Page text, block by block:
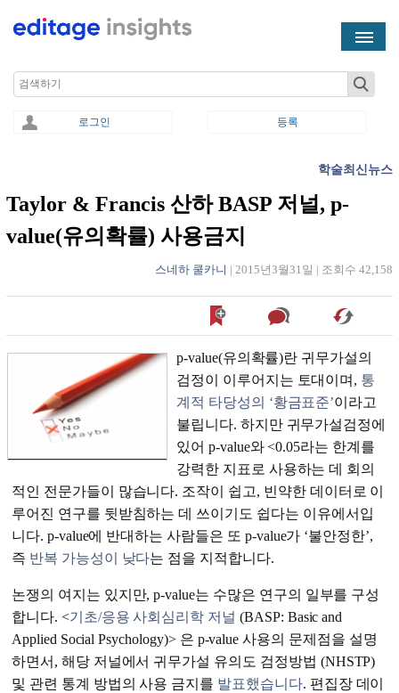
Search
로그인 등록
학술최신뉴스
Taylor & Francis 산하 BASP 저널, p-
value(유의확률) 사용금지
스네하 쿨카니 | 2015년3월31일 | 조회수 42,158
p-value(유의확률)란 귀무가설의
검정이 이루어지는 토대이며, 통
계적 타당성의 ‘황금표준’이라고
불립니다. 하지만 귀무가설검정에
있어 p-value와 <0.05라는 한계를
강력한 지표로 사용하는 데 회의
적인 전문가들이 많습니다. 조작이 쉽고, 빈약한 데이터로 이
루어진 연구를 뒷받침하는 데 쓰이기도 쉽다는 이유에서입
니다. p-value에 반대하는 사람들은 또 p-value가 ‘불안정한’,
즉 반복 가능성이 낮다는 점을 지적합니다.
논쟁의 여지는 있지만, p-value는 수많은 연구의 일부를 구성
합니다. <기초/응용 사회심리학 저널 (BASP: Basic and
Applied Social Psychology)> 은 p-value 사용의 문제점을 설명
하면서, 해당 저널에서 귀무가설 유의도 검정방법 (NHSTP)
및 관련 통계 방법의 사용 금지를 발표했습니다. 편집장 데이